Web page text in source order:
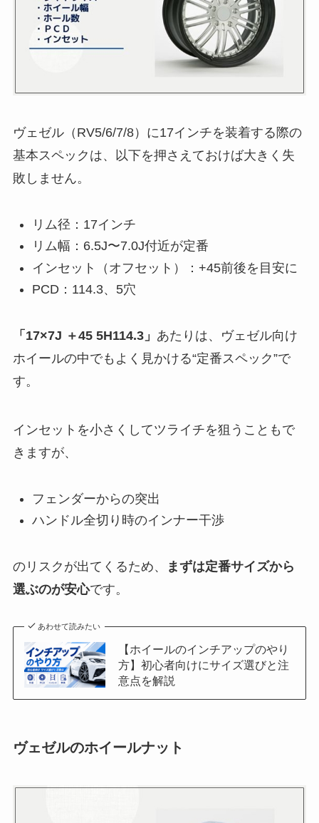
ヴェゼル（RV5/6/7/8）に17インチを装着する際の
基本スペックは、以下を押さえておけば大きく失
敗しません。
リム径：17インチ
リム幅：6.5J〜7.0J付近が定番
インセット（オフセット）：+45前後を目安に
PCD：114.3、5穴
「17×7J ＋45 5H114.3」 あたりは、ヴェゼル向け
ホイールの中でもよく見かける“定番スペック”で
す。
インセットを小さくしてツライチを狙うこともで
きますが、
フェンダーからの突出
ハンドル全切り時のインナー干渉
のリスクが出てくるため、
まずは定番サイズから
選ぶのが安心です。
あわせて読みたい
【ホイールのインチアップのやり
方】初心者向けにサイズ選びと注
意点を解説
ヴェゼルのホイールナット